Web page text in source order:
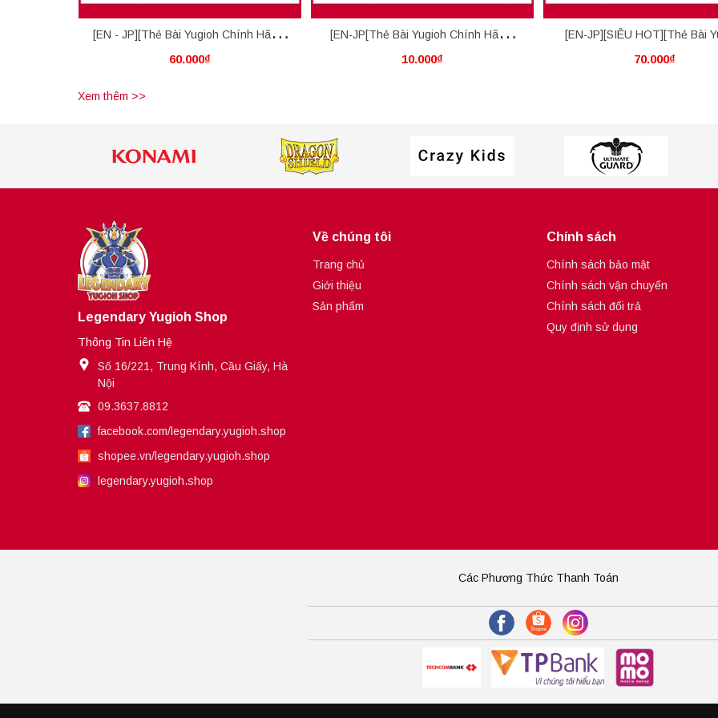
[EN - JP][Thẻ Bài Yugioh Chính Hãng]
Pot Of Desires
60.000₫
[EN-JP[Thẻ Bài Yugioh Chính Hãng]
Virtual World Gate - Qinglong
10.000₫
[EN-JP][SIÊU HOT][Thẻ Bài
Chính Hãng] Raigeki
70.000₫
Xem thêm >>
Legendary Yugioh Shop
Thông Tin Liên Hệ
Số 16/221, Trung Kính, Cầu Giấy, Hà
Nội
09.3637.8812
facebook.com/legendary.yugioh.shop
shopee.vn/legendary.yugioh.shop
legendary.yugioh.shop
Về chúng tôi
Trang chủ
Giới thiệu
Sản phẩm
Chính sách
Chính sách bảo mật
Chính sách vận chuyển
Chính sách đổi trả
Quy định sử dụng
Các Phương Thức Thanh Toán